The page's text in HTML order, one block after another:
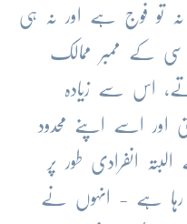
تو فوج ہے اور نہ ہی
کے ممبر ممالک
اس سے زیادہ
اور اسے اپنے محدود
انفرادی طور پر
رہا ہے - انہوں نے